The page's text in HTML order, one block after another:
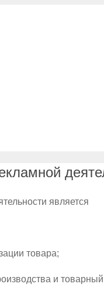
является
товара;
и